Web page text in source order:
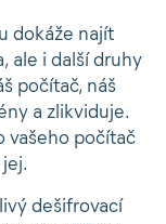
dokáže najít
ale i další druhy
počítač, náš
a zlikviduje.
vašeho počítač
dešifrovací